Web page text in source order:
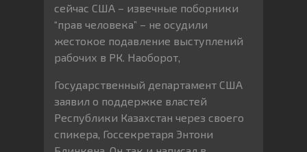
сейчас США – извечные поборники
“прав человека” – не осудили
жестокое подавление выступлений
рабочих в РК. Наоборот,
Государственный департамент США
заявил о поддержке властей
Республики Казахстан через своего
спикера, Госсекретаря Энтони